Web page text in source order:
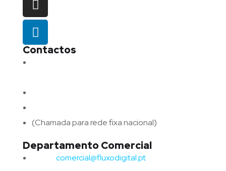
Contactos
(Chamada para rede fixa nacional)
Departamento Comercial
comercial@fluxodigital.pt